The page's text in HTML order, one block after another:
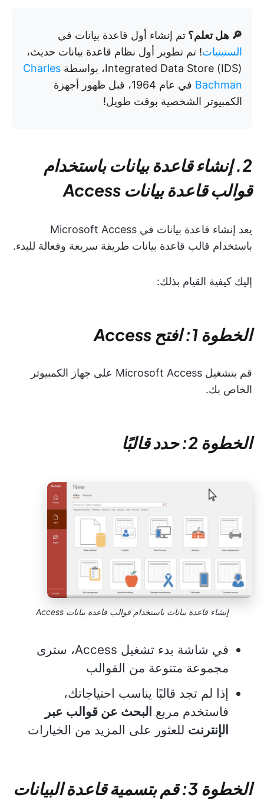
🔎 هل تعلم؟ تم إنشاء أول قاعدة بيانات في
الستينيات! تم تطوير أول نظام قاعدة بيانات حديث،
Integrated Data Store (IDS)، بواسطة
Charles
Bachman
في عام 1964، قبل ظهور أجهزة
الكمبيوتر الشخصية بوقت طويل!
2. إنشاء قاعدة بيانات باستخدام
قوالب قاعدة بيانات Access
يعد إنشاء قاعدة بيانات في Microsoft Access
باستخدام قالب قاعدة بيانات طريقة سريعة وفعالة للبدء.
إليك كيفية القيام بذلك:
الخطوة 1: افتح Access
قم بتشغيل Microsoft Access على جهاز الكمبيوتر
الخاص بك.
الخطوة 2: حدد قالبًا
إنشاء قاعدة بيانات باستخدام قوالب قاعدة بيانات Access
في شاشة بدء تشغيل Access، سترى
مجموعة متنوعة من القوالب
إذا لم تجد قالبًا يناسب احتياجاتك،
فاستخدم مربع البحث عن قوالب عبر
الإنترنت للعثور على المزيد من الخيارات
الخطوة 3: قم بتسمية قاعدة البيانات